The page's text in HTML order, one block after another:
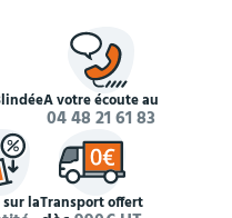
À votre écoute au
04 48 21 61 83
laTransport offert